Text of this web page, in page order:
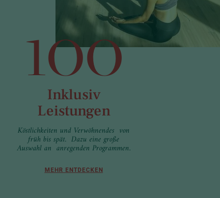
100
Inklusiv
Leistungen
Köstlichkeiten und Verwöhnendes von
früh bis spät. Dazu eine große
Auswahl an anregenden Programmen.
MEHR ENTDECKEN